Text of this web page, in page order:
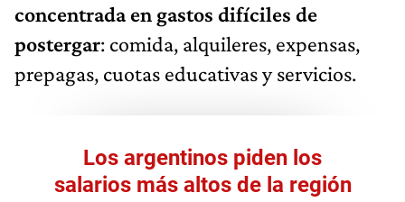
concentrada en gastos difíciles de
postergar: comida, alquileres, expensas,
prepagas, cuotas educativas y servicios.
Los argentinos piden los
salarios más altos de la región